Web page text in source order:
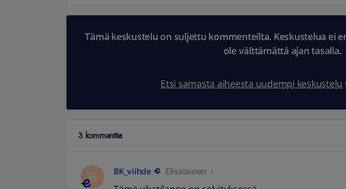
Tämä keskustelu on suljettu kommenteilta. Keskustelua ei
ole välttämättä ajan tasalla.
Etsi samasta aiheesta uudempi keskustelu
3 kommenttia
B BK_viihde Elisalainen